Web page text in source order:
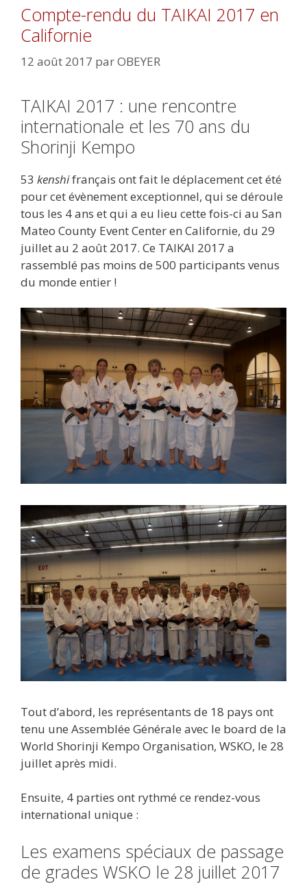
Compte-rendu du TAIKAI 2017 en
Californie
12 août 2017 parOBEYER
TAIKAI 2017 : une rencontre
internationale et les 70 ans du
Shorinji Kempo
53 kenshifrançais ont fait le déplacement cet été
pour cet évènement exceptionnel, qui se déroule
tous les 4 ans et qui a eu lieu cette fois-ci au San
Mateo County Event Center en Californie, du 29
juillet au 2 août 2017. Ce TAIKAI 2017 a
rassemblé pas moins de 500 participants venus
du monde entier !
Tout d’abord, les représentants de 18 pays ont
tenu une Assemblée Générale avec le board de la
World Shorinji Kempo Organisation, WSKO, le 28
juillet après midi.
Ensuite, 4 parties ont rythmé ce rendez-vous
international unique :
Les examens spéciaux de passage
de grades WSKO le 28 juillet 2017